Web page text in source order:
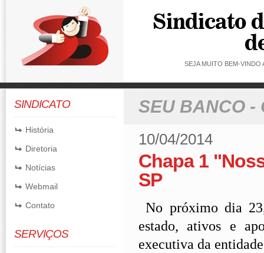
SEJA MUITO BEM-
SINDICATO
História
Diretoria
Notícias
Webmail
Contato
SERVIÇOS
SEU BANCO -
10/04/2014
Chapa 1
SP
No próximo dia
estado, ativos e
executiva da